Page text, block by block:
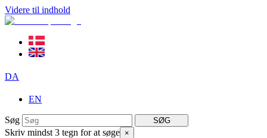
Videre til indhold
DA
EN
Søg SØG
Skriv mindst 3 tegn for at søge ×